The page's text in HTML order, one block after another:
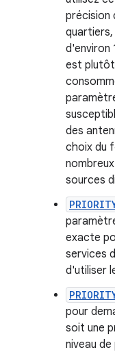
précision
quartiers,
d'environ
est
des
choix du
sources
exacte
services
d'utiliser
pour
soit une
niveau